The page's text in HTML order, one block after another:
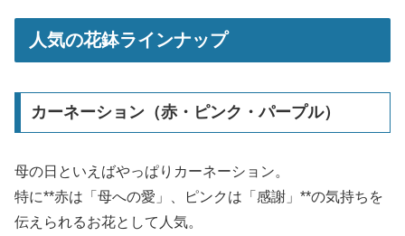
人気の花鉢ラインナップ
カーネーション（赤・ピンク・パープル）
母の日といえばやっぱりカーネーション。
特に**赤は「母への愛」、ピンクは「感謝」**の気持ちを
伝えられるお花として人気。